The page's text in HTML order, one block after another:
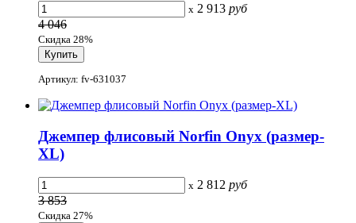
x 2 913 руб
4 046
Скидка 28%
Артикул: fv-631037
Джемпер флисовый Norfin Onyx (размер-
XL)
x 2 812 руб
3 853
Скидка 27%